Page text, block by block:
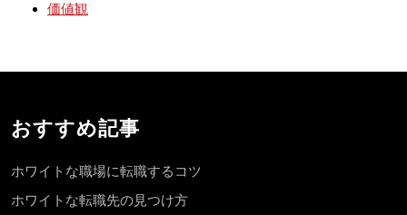
価値観
おすすめ記事
ホワイトな職場に転職するコツ
ホワイトな転職先の見つけ方